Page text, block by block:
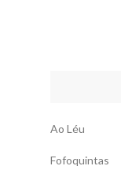
Ao Léu
Fofoquintas